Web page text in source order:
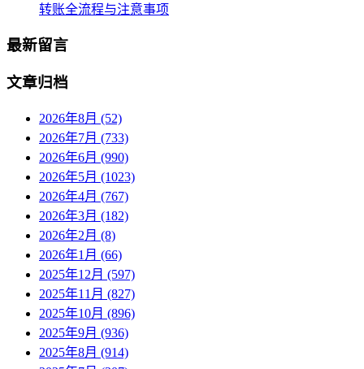
转账全流程与注意事项
最新留言
文章归档
2026年8月 (52)
2026年7月 (733)
2026年6月 (990)
2026年5月 (1023)
2026年4月 (767)
2026年3月 (182)
2026年2月 (8)
2026年1月 (66)
2025年12月 (597)
2025年11月 (827)
2025年10月 (896)
2025年9月 (936)
2025年8月 (914)